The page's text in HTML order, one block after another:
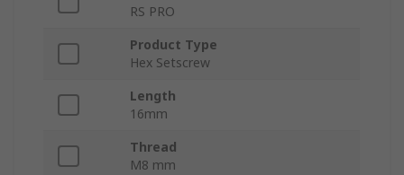
RS PRO
Product Type
Hex Setscrew
Length
16mm
Thread
M8 mm